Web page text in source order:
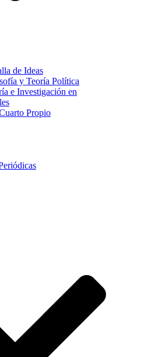
de Ideas
y Teoría Política
e Investigación en
Propio